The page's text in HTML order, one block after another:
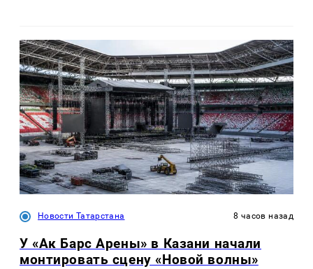
Новости Татарстана 8 часов назад
У «Ак Барс Арены» в Казани начали
монтировать сцену «Новой волны»